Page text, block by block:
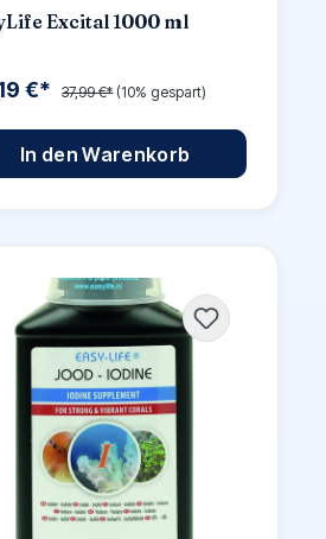
Excital 1000 ml
€* 37,99 €* (10% gespart)
In den Warenkorb